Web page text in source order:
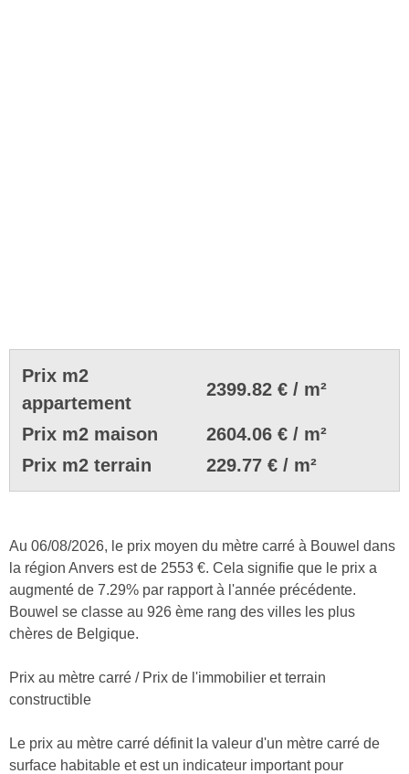
Prix m2
appartement
2399.82 € / m²
Prix m2 maison
2604.06 € / m²
Prix m2 terrain
229.77 € / m²
Au 06/08/2026, le prix moyen du mètre carré à Bouwel dans
la région Anvers est de 2553 €. Cela signifie que le prix a
augmenté de 7.29% par rapport à l'année précédente.
Bouwel se classe au 926 ème rang des villes les plus
chères de Belgique.
Prix au mètre carré / Prix de l'immobilier et terrain
constructible
Le prix au mètre carré définit la valeur d'un mètre carré de
surface habitable et est un indicateur important pour